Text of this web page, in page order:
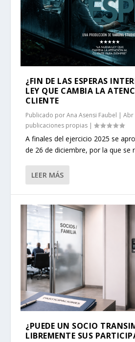
¿FIN DE LAS ESPERAS
LEY QUE CAMBIA LA
CLIENTE
Publicado porAna Asensi Faubel |Abr
publicaciones propias |
A finales del ejercicio 2025 se
de 26 de diciembre, por la que se
LEER MÁS
¿PUEDE UN SOCIO
LIBREMENTE SUS